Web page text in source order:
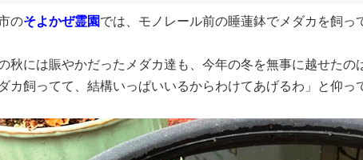
のそよかぜ霊園では、モノレール前の睡蓮鉢でメダカを飼
秋には賑やかだったメダカ達も、今年の冬を無事に越せた
カ飼ってて、結構いっぱいいるからわけてあげるわ」と仰っ